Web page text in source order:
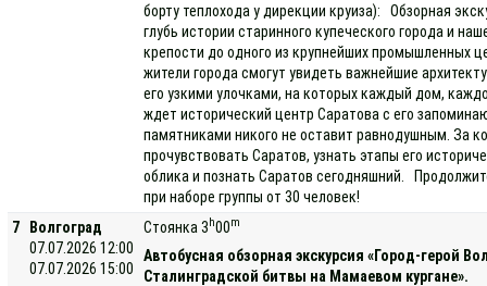
борту теплохода у дирекции круиза): Обзорная
глубь истории старинного купеческого города и
крепости до одного из крупнейших промышленных
жители города смогут увидеть важнейшие
его узкими улочками, на которых каждый дом,
ждет исторический центр Саратова с его
памятниками никого не оставит равнодушным. За
прочувствовать Саратов, узнать этапы его
облика и познать Саратов сегодняшний.
при наборе группы от 30 человек!
7
Волгоград
07.07.2026 12:00
07.07.2026 15:00
Стоянка 3 h00m
Автобусная обзорная экскурсия «Город-герой
Сталинградской битвы на Мамаевом кургане».